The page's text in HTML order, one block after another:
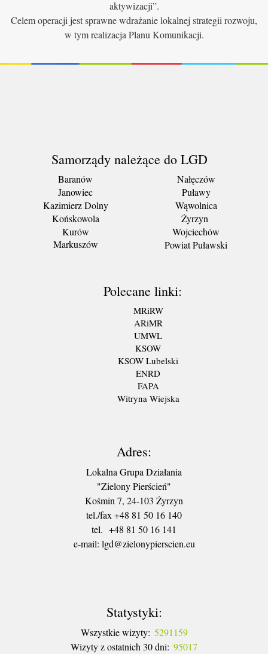
aktywizacji”.
Celem operacji jest sprawne wdrażanie lokalnej strategii rozwoju,
w tym realizacja Planu Komunikacji.
Samorządy należące do LGD
Baranów
Janowiec
Kazimierz Dolny
Końskowola
Kurów
Markuszów
Nałęczów
Puławy
Wąwolnica
Żyrzyn
Wojciechów
Powiat Puławski
Polecane linki:
MRiRW
ARiMR
UMWL
KSOW
KSOW Lubelski
ENRD
FAPA
Witryna Wiejska
Adres:
Lokalna Grupa Działania
"Zielony Pierścień"
Kośmin 7, 24-103 Żyrzyn
tel./fax +48 81 50 16 140
tel. +48 81 50 16 141
​e-mail: lgd@zielonypierscien.eu
Statystyki:
Wszystkie wizyty: 5291159
Wizyty z ostatnich 30 dni: 95017